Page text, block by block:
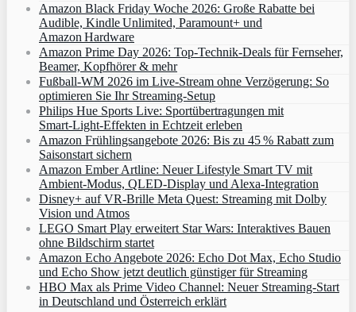
Amazon Black Friday Woche 2026: Große Rabatte bei
Audible, Kindle Unlimited, Paramount+ und
Amazon Hardware
Amazon Prime Day 2026: Top-Technik-Deals für Fernseher,
Beamer, Kopfhörer & mehr
Fußball-WM 2026 im Live-Stream ohne Verzögerung: So
optimieren Sie Ihr Streaming-Setup
Philips Hue Sports Live: Sportübertragungen mit
Smart‑Light‑Effekten in Echtzeit erleben
Amazon Frühlingsangebote 2026: Bis zu 45 % Rabatt zum
Saisonstart sichern
Amazon Ember Artline: Neuer Lifestyle Smart TV mit
Ambient‑Modus, QLED‑Display und Alexa‑Integration
Disney+ auf VR-Brille Meta Quest: Streaming mit Dolby
Vision und Atmos
LEGO Smart Play erweitert Star Wars: Interaktives Bauen
ohne Bildschirm startet
Amazon Echo Angebote 2026: Echo Dot Max, Echo Studio
und Echo Show jetzt deutlich günstiger für Streaming
HBO Max als Prime Video Channel: Neuer Streaming‑Start
in Deutschland und Österreich erklärt